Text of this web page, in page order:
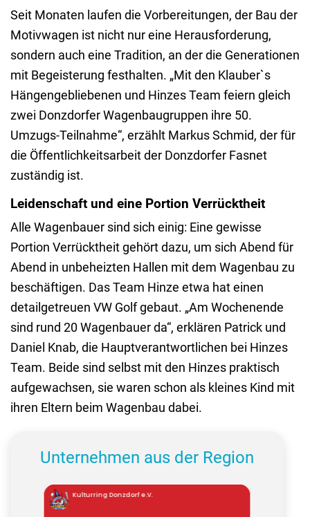
Seit Monaten laufen die Vorbereitungen, der Bau der
Motivwagen ist nicht nur eine Herausforderung,
sondern auch eine Tradition, an der die Generationen
mit Begeisterung festhalten. „Mit den Klauber`s
Hängengebliebenen und Hinzes Team feiern gleich
zwei Donzdorfer Wagenbaugruppen ihre 50.
Umzugs-Teilnahme“, erzählt Markus Schmid, der für
die Öffentlichkeitsarbeit der Donzdorfer Fasnet
zuständig ist.
Leidenschaft und eine Portion Verrücktheit
Alle Wagenbauer sind sich einig: Eine gewisse
Portion Verrücktheit gehört dazu, um sich Abend für
Abend in unbeheizten Hallen mit dem Wagenbau zu
beschäftigen. Das Team Hinze etwa hat einen
detailgetreuen VW Golf gebaut. „Am Wochenende
sind rund 20 Wagenbauer da“, erklären Patrick und
Daniel Knab, die Hauptverantwortlichen bei Hinzes
Team. Beide sind selbst mit den Hinzes praktisch
aufgewachsen, sie waren schon als kleines Kind mit
ihren Eltern beim Wagenbau dabei.
Unternehmen aus der Region